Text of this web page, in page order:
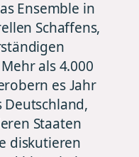
Ensemble in
Schaffens,
als 4.000
es Jahr
Deutschland,
Staaten
diskutieren